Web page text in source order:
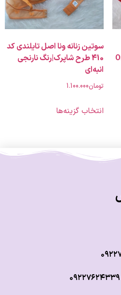
سوتین زنانه ونا اصل تایلندی کد
410 طرح شاپرک|رنگ نارنجی
1.100.000
انتخاب گزینه‌ها